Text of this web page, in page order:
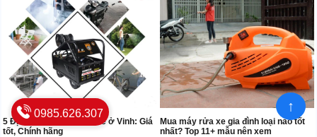
5 Địa chỉ mua máy rửa xe ở Vinh: Giá
tốt, Chính hãng
Mua máy rửa xe gia đình loại nào tốt
nhất? Top 11+ mẫu nên xem
0985.626.307 ↑